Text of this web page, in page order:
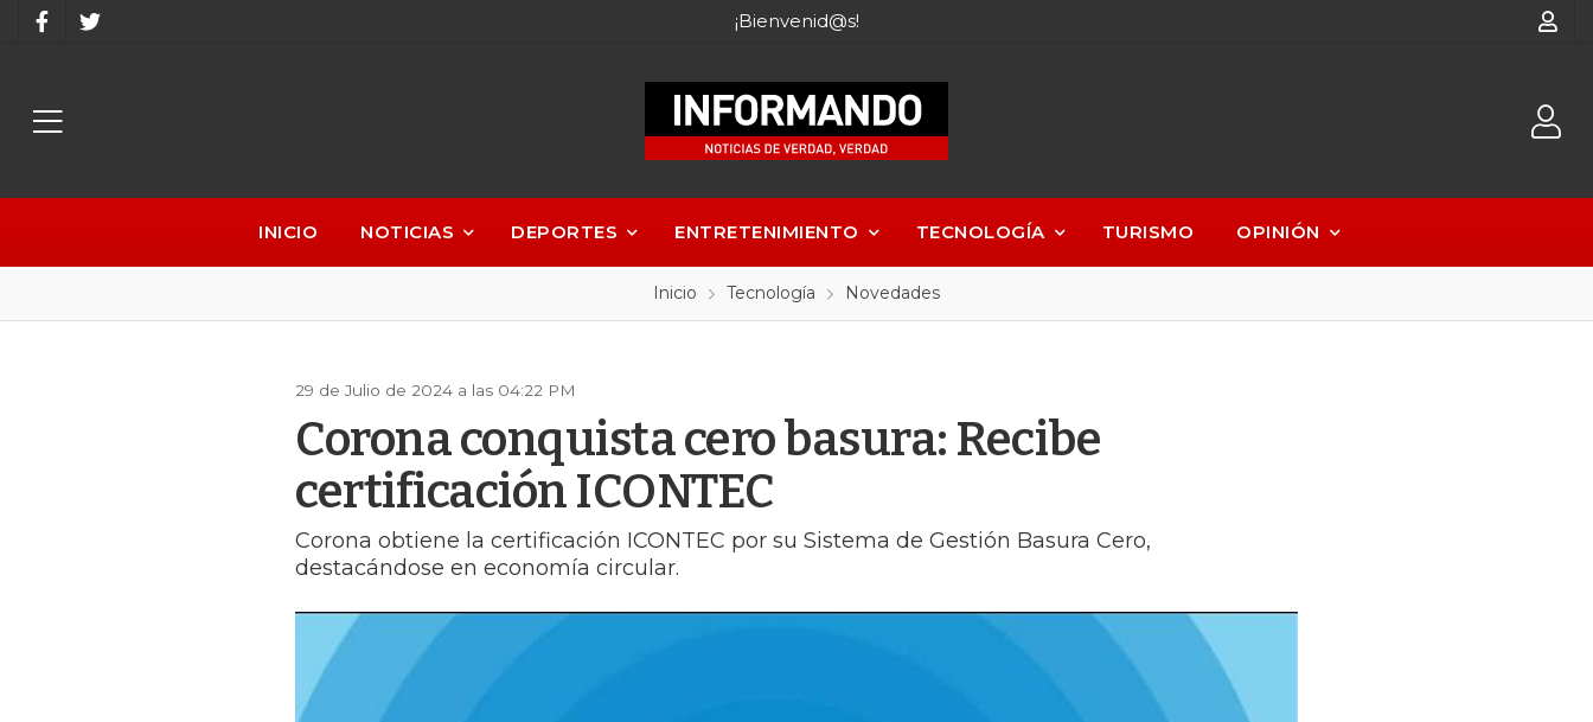
¡Bienvenid@s!
INICIO NOTICIAS DEPORTES ENTRETENIMIENTO TECNOLOGÍA TURISMO OPINIÓN
Inicio Tecnología Novedades
29 de Julio de 2024 a las 04:22 PM
Corona conquista cero basura: Recibe
certificación ICONTEC
Corona obtiene la certificación ICONTEC por su Sistema de Gestión Basura Cero,
destacándose en economía circular.